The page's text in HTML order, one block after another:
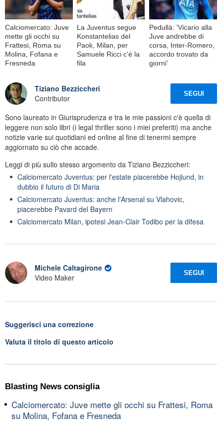
Calciomercato: Juve
mette gli occhi su
Frattesi, Roma su
Molina, Fofana e
Fresneda
La Juventus segue
Konstantelias del
Paok, Milan, per
Samuele Ricci c'é la
fila
Pedullà: 'Vicario alla
Juve andrebbe di
corsa, Inter-Romero,
accordo trovato da
giorni'
Tiziano Bezziccheri
Contributor
SEGUI
Sono laureato in Giurisprudenza e tra le mie passioni c'è quella di
leggere non solo libri (i legal thriller sono i miei preferiti) ma anche
notizie varie sui quotidiani ed online al fine di tenermi sempre
aggiornato su ciò che accade.
Leggi di più sullo stesso argomento da Tiziano Bezziccheri:
Calciomercato Juventus: per l'estate piacerebbe Hojlund, in
dubbio il futuro di Di Maria
Calciomercato Juventus: anche l'Arsenal su Vlahovic,
piacerebbe Pavard del Bayern
Calciomercato Milan, ipotesi Jean-Clair Todibo per la difesa
Michele Caltagirone
Video Maker
SEGUI
Suggerisci una correzione
Valuta il titolo di questo articolo
Blasting News consiglia
Calciomercato: Juve mette gli occhi su Frattesi, Roma
su Molina, Fofana e Fresneda